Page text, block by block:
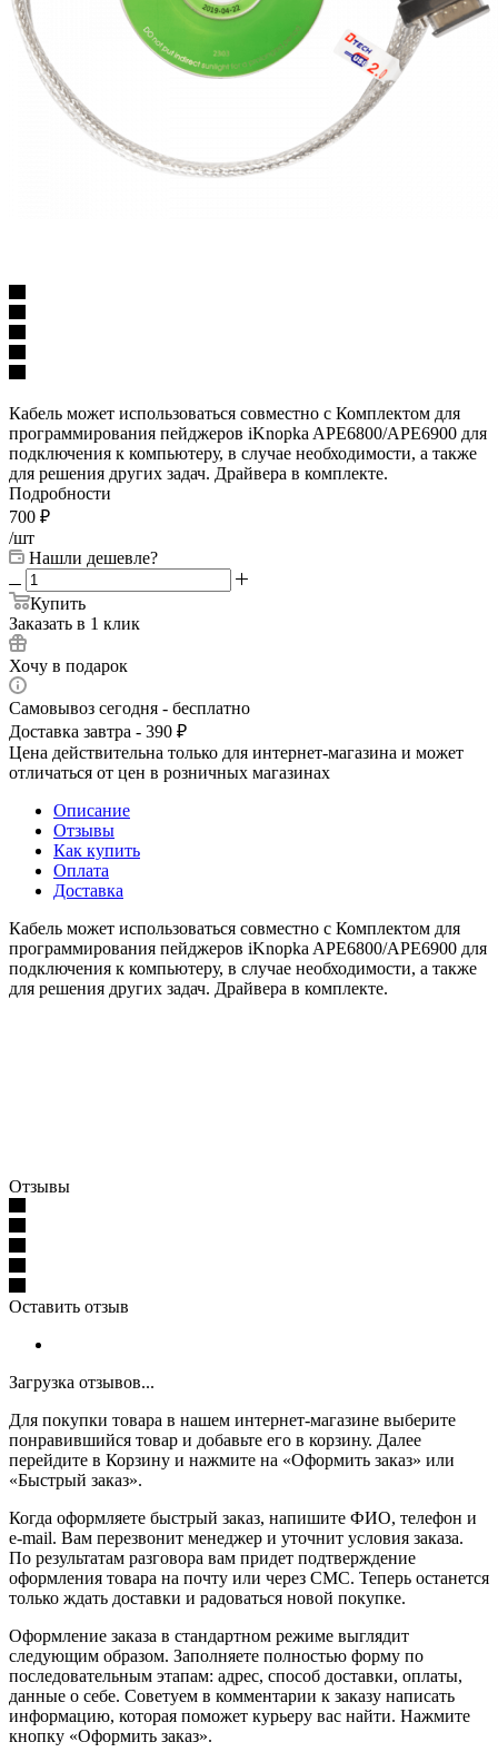
Кабель может использоваться совместно с Комплектом для
программирования пейджеров iKnopka APE6800/APE6900 для
подключения к компьютеру, в случае необходимости, а также
для решения других задач. Драйвера в комплекте.
Подробности
700 ₽
/шт
Нашли дешевле?
Купить
Заказать в 1 клик
Хочу в подарок
Самовывоз сегодня - бесплатно
Доставка завтра - 390 ₽
Цена действительна только для интернет-магазина и может
отличаться от цен в розничных магазинах
Описание
Отзывы
Как купить
Оплата
Доставка
Кабель может использоваться совместно с Комплектом для
программирования пейджеров iKnopka APE6800/APE6900 для
подключения к компьютеру, в случае необходимости, а также
для решения других задач. Драйвера в комплекте.
Отзывы
Оставить отзыв
Загрузка отзывов...
Для покупки товара в нашем интернет-магазине выберите
понравившийся товар и добавьте его в корзину. Далее
перейдите в Корзину и нажмите на «Оформить заказ» или
«Быстрый заказ».
Когда оформляете быстрый заказ, напишите ФИО, телефон и
e-mail. Вам перезвонит менеджер и уточнит условия заказа.
По результатам разговора вам придет подтверждение
оформления товара на почту или через СМС. Теперь останется
только ждать доставки и радоваться новой покупке.
Оформление заказа в стандартном режиме выглядит
следующим образом. Заполняете полностью форму по
последовательным этапам: адрес, способ доставки, оплаты,
данные о себе. Советуем в комментарии к заказу написать
информацию, которая поможет курьеру вас найти. Нажмите
кнопку «Оформить заказ».